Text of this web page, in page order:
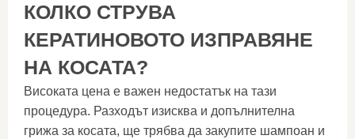
КОЛКО СТРУВА
КЕРАТИНОВОТО ИЗПРАВЯНЕ
НА КОСАТА?
Високата цена е важен недостатък на тази
процедура. Разходът изисква и допълнителна
грижа за косата, ще трябва да закупите шампоан и